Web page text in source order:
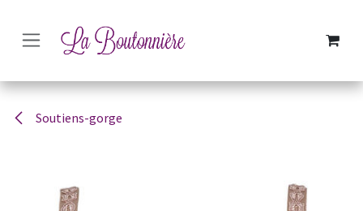
Soutiens-gorge